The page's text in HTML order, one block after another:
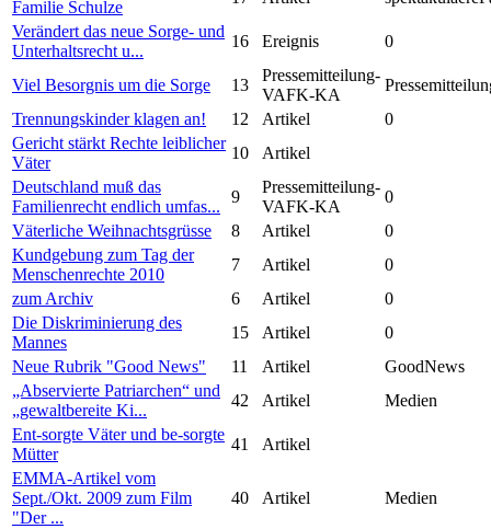
Familie Schulze
Verändert das neue Sorge- und
Unterhaltsrecht u...
16 Ereignis 0
Viel Besorgnis um die Sorge 13
Pressemitteilung-
VAFK-KA
Trennungskinder klagen an!
12 Artikel
0
Gericht stärkt Rechte leiblicher
Väter
10
Artikel
Deutschland muß das
Familienrecht endlich umfas...
9
Pressemitteilung-
VAFK-KA
0
Väterliche Weihnachtsgrüsse
8 Artikel
0
Kundgebung zum Tag der
Menschenrechte 2010
7 Artikel
0
zum Archiv
6 Artikel
0
Die Diskriminierung des
Mannes
15 Artikel
0
Neue Rubrik "Good News"
11 Artikel
GoodNews
„Abservierte Patriarchen“ und
„gewaltbereite Ki...
42 Artikel
Medien
Ent-sorgte Väter und be-sorgte
Mütter
41
Artikel
EMMA-Artikel vom
Sept./Okt. 2009 zum Film
"Der ...
40 Artikel Medien